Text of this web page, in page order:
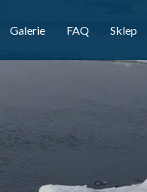
Galerie FAQ Sklep